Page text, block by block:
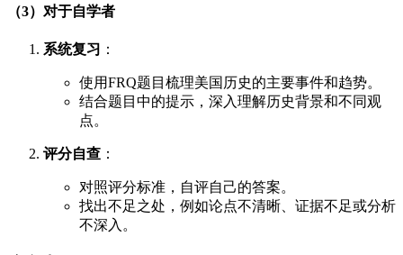
（3）对于自学者
系统复习 ：
使用FRQ题目梳理美国历史的主要事件和趋势。
结合题目中的提示，深入理解历史背景和不同观
点。
评分自查 ：
对照评分标准，自评自己的答案。
找出不足之处，例如论点不清晰、证据不足或分析
不深入。